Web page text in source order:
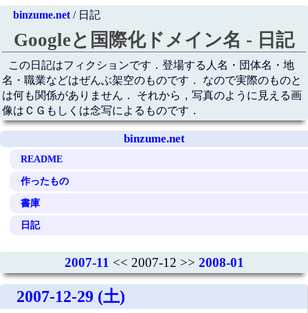
binzume.net/ 日記
Googleと国際化ドメイン名 - 日記
この日記はフィクションです．登場する人名・団体名・地
名・職業などはぜんぶ架空のものです． なので実際のものと
は何も関係がありません． それから，写真のように見える画
像はＣＧもしくは念写によるものです．
binzume.net
README
作ったもの
書庫
日記
2007-11 << 2007-12 >> 2008-01
2007-12-29 (土)